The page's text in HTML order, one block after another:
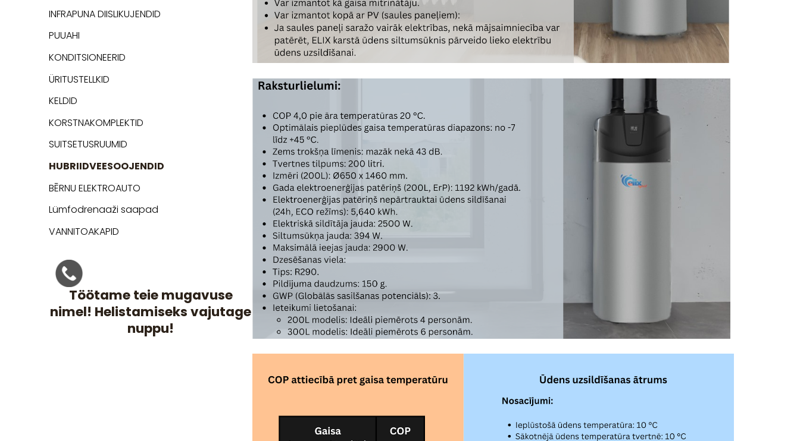
INFRAPUNA DIISLIKUJENDID
PUUAHI
KONDITSIONEERID
ÜRITUSTELLKID
KELDID
KORSTNAKOMPLEKTID
SUITSETUSRUUMID
HUBRIIDVEESOOJENDID
BĒRNU ELEKTROAUTO
Lümfodrenaaži saapad
VANNITOAKAPID
Töötame teie mugavuse
nimel! Helistamiseks vajutage
nuppu!